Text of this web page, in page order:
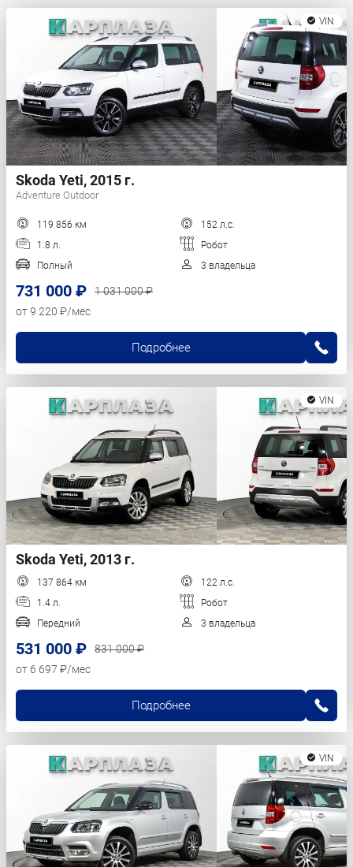
VIN
Skoda Yeti, 2015 г.
Adventure Outdoor
119 856 км
152 л.с.
1.8 л.
Робот
Полный
3 владельца
731 000 ₽
1 031 000 ₽
от 9 220 ₽/мес
Подробнее
VIN
Skoda Yeti, 2013 г.
137 864 км
122 л.с.
1.4 л.
Робот
Передний
3 владельца
531 000 ₽
831 000 ₽
от 6 697 ₽/мес
Подробнее
VIN